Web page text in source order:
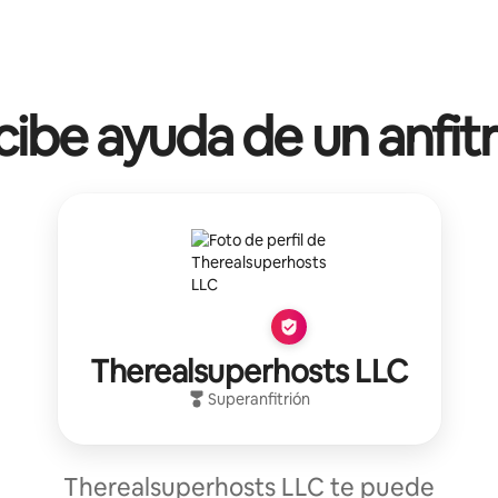
ayuda de un
Therealsuperhosts LLC
Superanfitrión
Therealsuperhosts LLC te puede